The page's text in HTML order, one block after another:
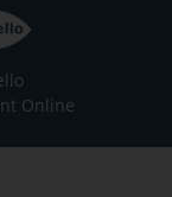
Online